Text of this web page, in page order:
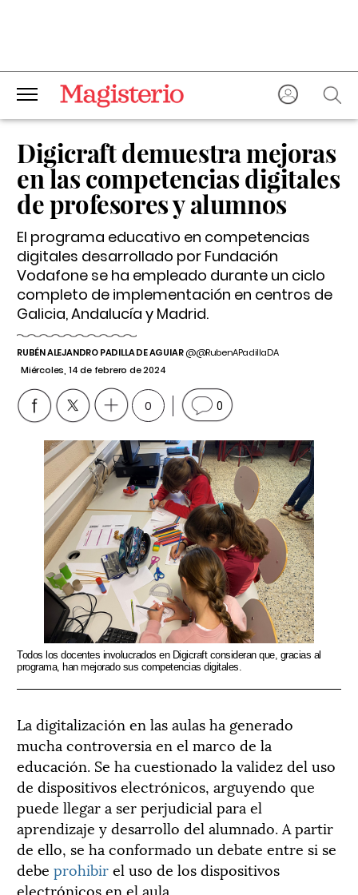
Digicraft demuestra mejoras
en las competencias digitales
de profesores y alumnos
El programa educativo en competencias
digitales desarrollado por Fundación
Vodafone se ha empleado durante un ciclo
completo de implementación en centros de
Galicia, Andalucía y Madrid.
RUBÉN ALEJANDRO PADILLA DE AGUIAR@@RubenAPadillaDA
Miércoles, 14 de febrero de 2024
0 0
Todos los docentes involucrados en Digicraft consideran que, gracias al
programa, han mejorado sus competencias digitales.
La digitalización en las aulas ha generado
mucha controversia en el marco de la
educación. Se ha cuestionado la validez del uso
de dispositivos electrónicos, arguyendo que
puede llegar a ser perjudicial para el
aprendizaje y desarrollo del alumnado. A partir
de ello, se ha conformado un debate entre si se
debe prohibirel uso de los dispositivos
electrónicos en el aula.